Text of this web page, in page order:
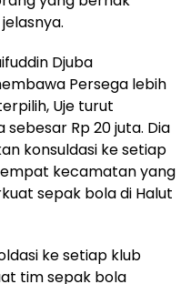
Djuba
Persega lebih
Uje turut
Rp 20 juta. Dia
konsuldasi ke setiap
kecamatan yang
sepak bola di Halut
ke setiap klub
tim sepak bola